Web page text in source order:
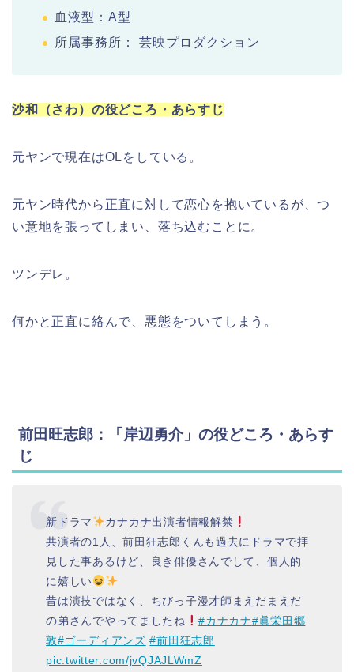
血液型：A型
所属事務所： 芸映プロダクション
沙和（さわ）の役どころ・あらすじ
元ヤンで現在はOLをしている。
元ヤン時代から正直に対して恋心を抱いているが、つ
い意地を張ってしまい、落ち込むことに。
ツンデレ。
何かと正直に絡んで、悪態をついてしまう。
前田旺志郎：「岸辺勇介」の役どころ・あらす
じ
新ドラマ
カナカナ出演者情報解禁
共演者の1人、前田狂志郎くんも過去にドラマで拝
見した事あるけど、良き俳優さんでして、個人的
に嬉しい
昔は演技ではなく、ちびっ子漫才師まえだまえだ
の弟さんでやってましたね
#カナカナ#眞栄田郷
敦#ゴーディアンズ #前田狂志郎
pic.twitter.com/jvQJAJLWmZ